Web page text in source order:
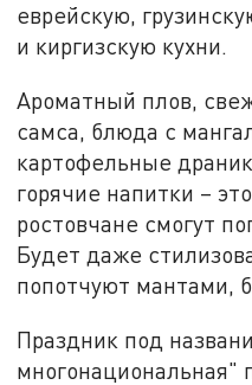
еврейскую,
и киргизскую кухни.
Ароматный плов,
самса, блюда с
картофельные
горячие напитки –
ростовчане смогут
Будет даже
попотчуют мантами,
Праздник под
многонациональная"